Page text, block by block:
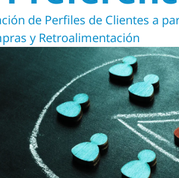
de Perfiles de Clientes a
y Retroalimentación